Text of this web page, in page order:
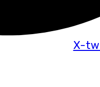
X-